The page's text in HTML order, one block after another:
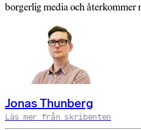
borgerlig media och
Jonas Thunberg
Läs mer från skribenten